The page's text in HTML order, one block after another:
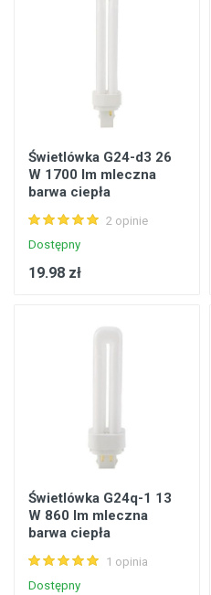
Świetlówka G24-d3 26
W 1700 lm mleczna
barwa ciepła
2 opinie
Dostępny
19.98 zł
Świetlówka G24q-1 13
W 860 lm mleczna
barwa ciepła
1 opinia
Dostępny